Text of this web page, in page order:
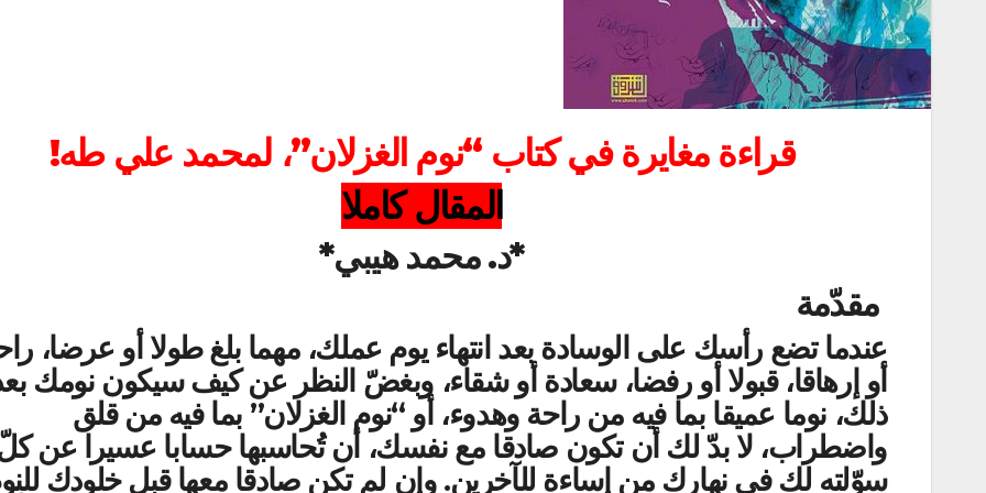
قراءة مغايرة في كتاب “نوم الغزلان”، لمحمد علي طه!
المقال كاملا
*د. محمد هيبي*
مقدّمة
عندما تضع رأسك على الوسادة بعد انتهاء يوم عملك، مهما بلغ طولا أو عرضا،
أو إرهاقا، قبولا أو رفضا، سعادة أو شقاء، وبغضّ النظر عن كيف سيكون نومك
ذلك، نوما عميقا بما فيه من راحة وهدوء، أو “نوم الغزلان” بما فيه من قلق
واضطراب، لا بدّ لك أن تكون صادقا مع نفسك، أن تُحاسبها حسابا عسيرا عن
سوّلته لك في نهارك من إساءة للآخرين. وإن لم تكن صادقا معها قبل خلودك